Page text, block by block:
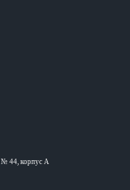
№ 44, корпус А